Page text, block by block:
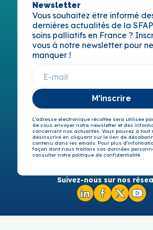
Newsletter
Vous souhaitez être informé
dernières actualités de la
soins palliatifs en France ?
vous à notre newsletter pour
manquer !
M'inscrire
L’adresse électronique récoltée sera utilisée
de vous envoyer notre newsletter et des
concernant nos actualités. Vous pouvez à tout
désinscrire en cliquant sur le lien de
contenu dans les emails. Pour plus
façon dont nous traitons vos données
consulter notre politique de confidentialité.
Suivez-nous sur nos